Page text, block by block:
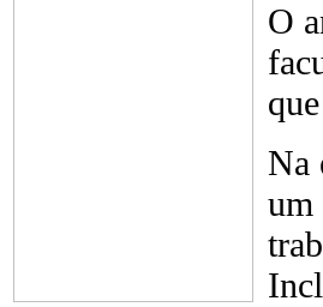
O
Na
um